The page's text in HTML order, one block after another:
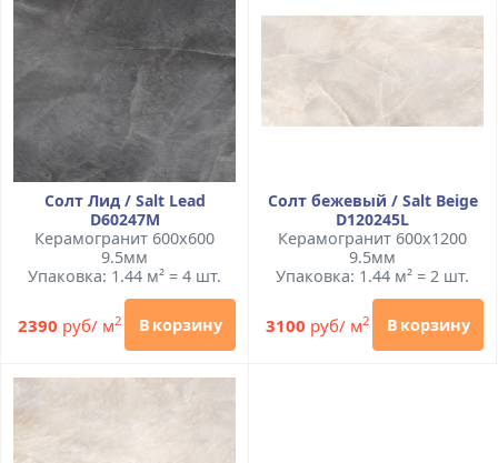
Солт Лид / Salt Lead
D60247M
Керамогранит 600x600
9.5мм
Упаковка: 1.44 м² = 4 шт.
2390 руб/ м2 В корзину
Солт бежевый / Salt Beige
D120245L
Керамогранит 600x1200
9.5мм
Упаковка: 1.44 м² = 2 шт.
3100 руб/ м2 В корзину